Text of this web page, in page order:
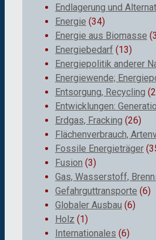
Endlagerung und
Energie (34)
Energie aus Biomasse
Energiebedarf (13)
Energiepolitik anderer
Energiewende;
Entsorgung, Recycling
Entwicklungen:
Erdgas, Fracking (26)
Flächenverbrauch,
Fossile Energieträger
Fusion (3)
Gas, Wasserstoff,
Gefahrguttransporte (6)
Globaler Ausbau (6)
Holz (1)
Internationales (6)